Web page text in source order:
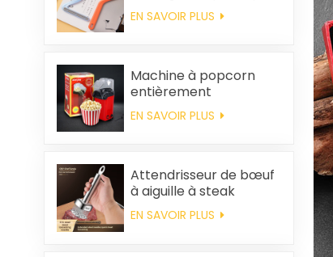
pour vêtements,
élimination des poils
EN SAVOIR PLUS
Machine à popcorn
entièrement
automatique pour la
maison, machine à
EN SAVOIR PLUS
Attendrisseur de bœuf
à aiguille à steak
EN SAVOIR PLUS